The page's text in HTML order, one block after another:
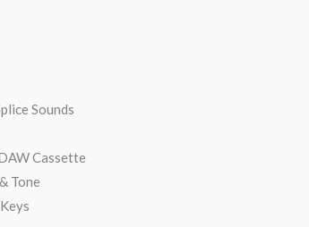
Sounds
Cassette
Tone